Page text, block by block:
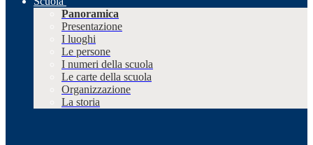
Panoramica
Presentazione
I luoghi
Le persone
I numeri della scuola
Le carte della scuola
Organizzazione
La storia